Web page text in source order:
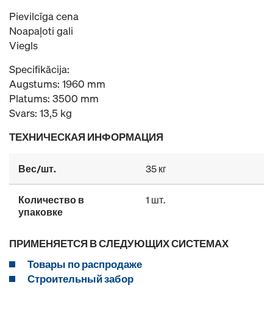
Pievilcīga cena
Noapaļoti gali
Viegls
Specifikācija:
Augstums: 1960 mm
Platums: 3500 mm
Svars: 13,5 kg
ТЕХНИЧЕСКАЯ ИНФОРМАЦИЯ
Вес/шт. 35 кг
Количество в
упаковке
1 шт.
ПРИМЕНЯЕТСЯ В СЛЕДУЮЩИХ СИСТЕМАХ
Товары по распродаже
Строительный забор